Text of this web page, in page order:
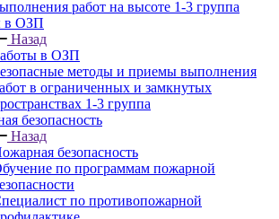
работ на высоте 1-3 группа
в ОЗП
Назад
в ОЗП
методы и приемы выполнения
в ограниченных и замкнутых
1-3 группа
безопасность
Назад
безопасность
по программам пожарной
по противопожарной